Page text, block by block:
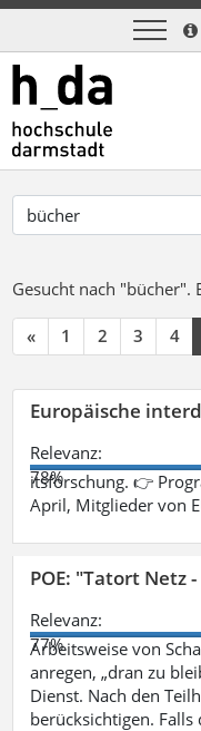
Gesucht nach "bücher".
« 1 2 3 4
Europäische
Relevanz:
78%
itsforschung. 👉
April, Mitglieder von
POE: "Tatort Netz
Relevanz:
77%
Arbeitsweise von
anregen, „dran zu
Dienst. Nach den
berücksichtigen. Falls